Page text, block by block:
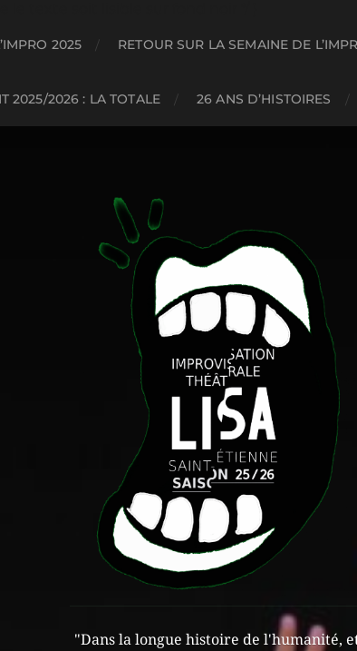
2025 RETOUR SUR LA SEMAINE DE
2025/2026 : LA TOTALE 26 ANS D’HISTOIRES
"Dans la longue histoire de l'humanité,